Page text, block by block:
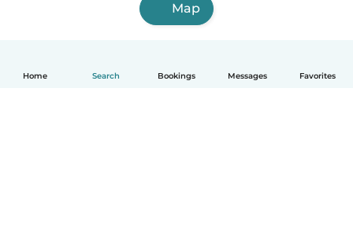
Home Search Bookings Messages Favorites
Map